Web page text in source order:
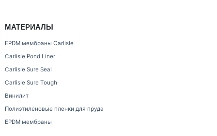
МАТЕРИАЛЫ
EPDM мембраны Carlisle
Carlisle Pond Liner
Carlisle Sure Seal
Carlisle Sure Tough
Винилит
Полиэтиленовые пленки для пруда
EPDM мембраны